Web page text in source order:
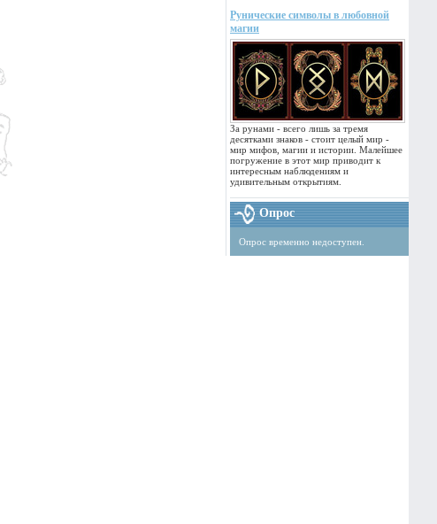
Рунические символы в любовной
магии
За рунами - всего лишь за тремя
десятками знаков - стоит целый мир -
мир мифов, магии и истории. Малейшее
погружение в этот мир приводит к
интересным наблюдениям и
удивительным открытиям.
Опрос
Опрос временно недоступен.